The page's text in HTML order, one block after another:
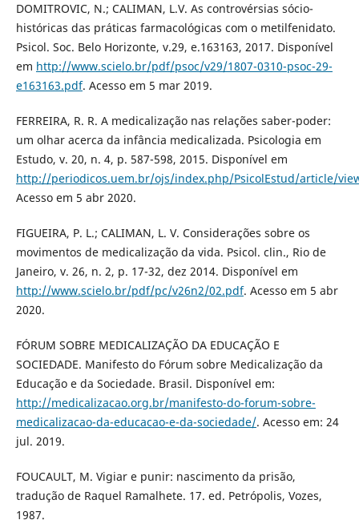
DOMITROVIC, N.; CALIMAN, L.V. As controvérsias sócio-
históricas das práticas farmacológicas com o metilfenidato.
Psicol. Soc. Belo Horizonte, v.29, e.163163, 2017. Disponível
em http://www.scielo.br/pdf/psoc/v29/1807-0310-psoc-29-
e163163.pdf. Acesso em 5 mar 2019.
FERREIRA, R. R. A medicalização nas relações saber-poder:
um olhar acerca da infância medicalizada. Psicologia em
Estudo, v. 20, n. 4, p. 587-598, 2015. Disponível em
http://periodicos.uem.br/ojs/index.php/PsicolEstud/article/
Acesso em 5 abr 2020.
FIGUEIRA, P. L.; CALIMAN, L. V. Considerações sobre os
movimentos de medicalização da vida. Psicol. clin., Rio de
Janeiro, v. 26, n. 2, p. 17-32, dez 2014. Disponível em
http://www.scielo.br/pdf/pc/v26n2/02.pdf. Acesso em 5 abr
2020.
FÓRUM SOBRE MEDICALIZAÇÃO DA EDUCAÇÃO E
SOCIEDADE. Manifesto do Fórum sobre Medicalização da
Educação e da Sociedade. Brasil. Disponível em:
http://medicalizacao.org.br/manifesto-do-forum-sobre-
medicalizacao-da-educacao-e-da-sociedade/. Acesso em: 24
jul. 2019.
FOUCAULT, M. Vigiar e punir: nascimento da prisão,
tradução de Raquel Ramalhete. 17. ed. Petrópolis, Vozes,
1987.